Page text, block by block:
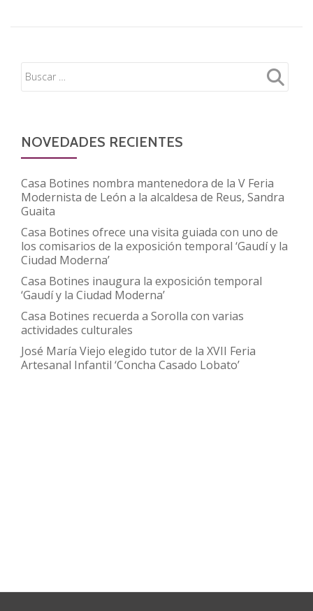
inaugura
exposición
la
fotógrafa
Coque
NOVEDADES RECIENTES
Casa Botines nombra mantenedora de la V Feria
Modernista de León a la alcaldesa de Reus, Sandra
Guaita
Casa Botines ofrece una visita guiada con uno de
los comisarios de la exposición temporal ‘Gaudí y la
Ciudad Moderna’
Casa Botines inaugura la exposición temporal
‘Gaudí y la Ciudad Moderna’
Casa Botines recuerda a Sorolla con varias
actividades culturales
José María Viejo elegido tutor de la XVII Feria
Artesanal Infantil ‘Concha Casado Lobato’